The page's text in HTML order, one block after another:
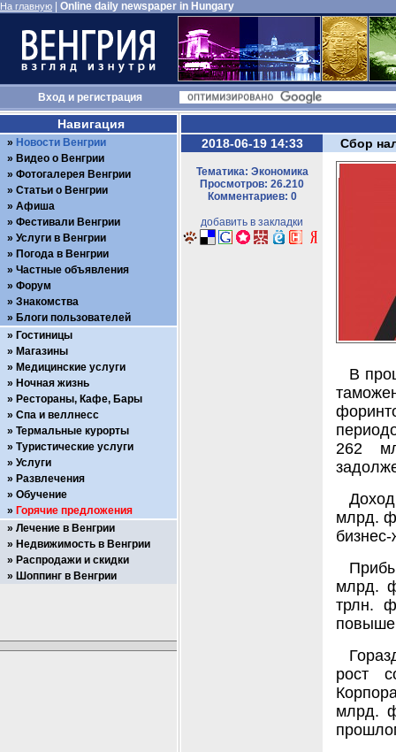
На главную Online daily newspaper in Hungary
Входи регистрация
2018-06-19 14:33
Тематика: Экономика
Просмотров: 26.210
Комментариев: 0
добавить в закладки
Сбор
В
262
млрд.
млрд.
трлн.
рост
млрд.
Навигация
Новости Венгрии
Видео о Венгрии
Фотогалерея Венгрии
Статьи о Венгрии
Афиша
Фестивали Венгрии
Услуги в Венгрии
Погода в Венгрии
Частные объявления
Форум
Знакомства
Блоги пользователей
Гостиницы
Магазины
Медицинские услуги
Ночная жизнь
Рестораны, Кафе, Бары
Спа и веллнесс
Термальные курорты
Туристические услуги
Услуги
Развлечения
Обучение
Горячие предложения
Лечение в Венгрии
Недвижимость в Венгрии
Распродажи и скидки
Шоппинг в Венгрии